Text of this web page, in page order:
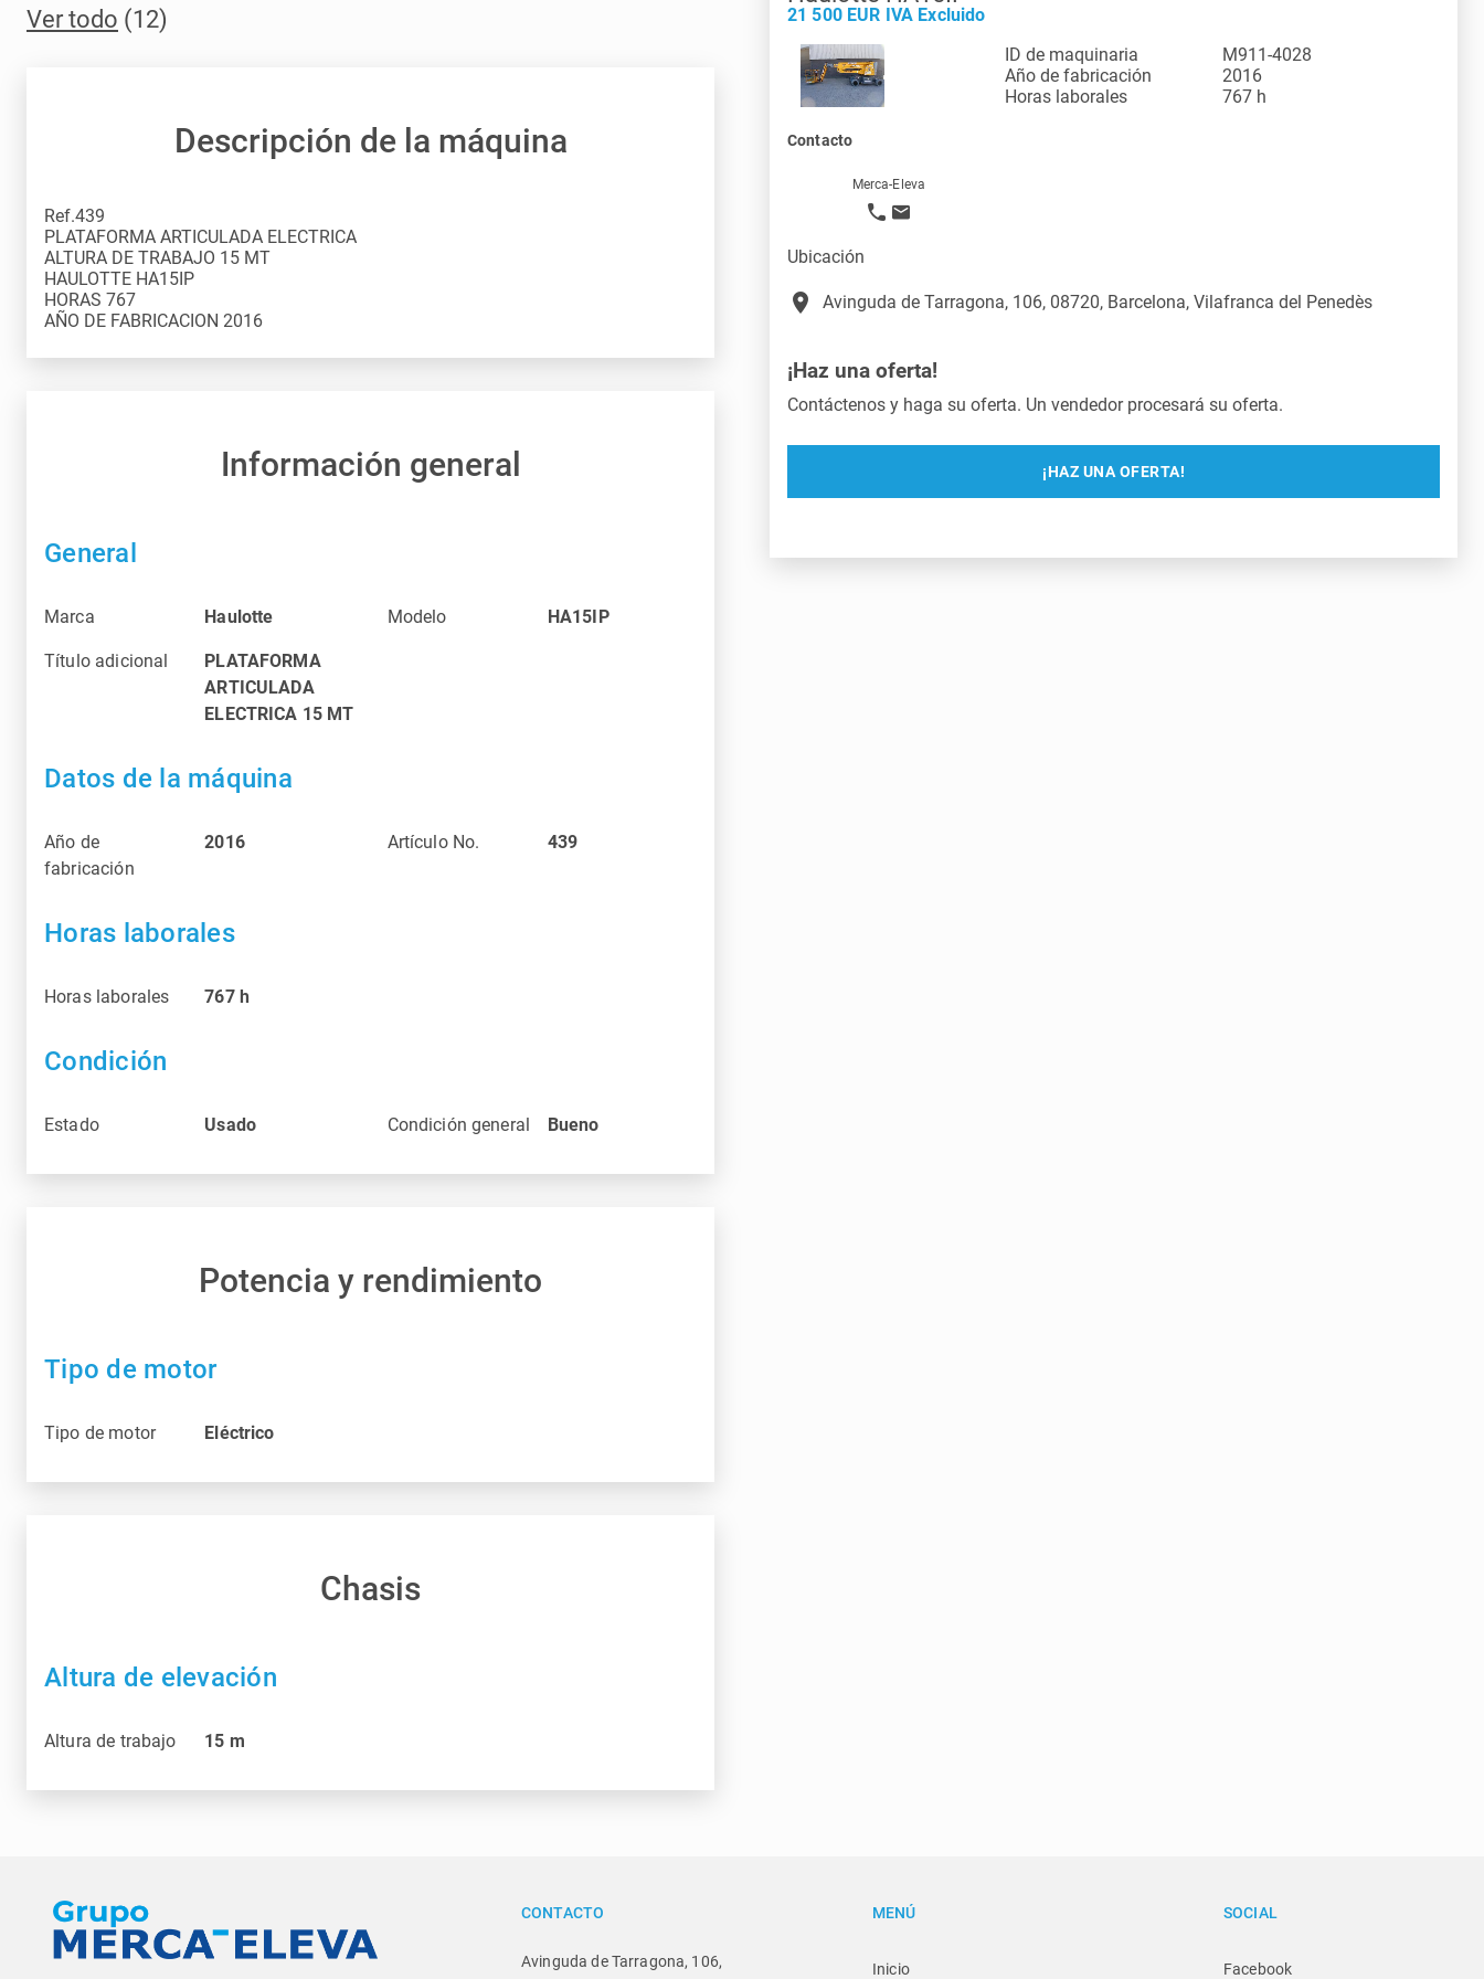
Ver todo (12)
Descripción de la máquina
Ref.439
PLATAFORMA ARTICULADA ELECTRICA
ALTURA DE TRABAJO 15 MT
HAULOTTE HA15IP
HORAS 767
Información general
General
Marca Haulotte Modelo HA15IP
Título adicional
PLATAFORMA
ARTICULADA
ELECTRICA 15 MT
Datos de la máquina
Año de
fabricación
2016 Artículo No. 439
Horas laborales
Horas laborales 767 h
Condición
Estado Usado Condición general Bueno
Potencia y rendimiento
Tipo de motor
Tipo de motor Eléctrico
Chasis
Altura de elevación
Altura de trabajo 15 m
21 500 EUR IVA Excluido
ID de maquinaria
M911-4028
Año de fabricación
2016
Horas laborales
767 h
Contacto
Merca-Eleva
Ubicación
place Avinguda de Tarragona, 106, 08720, Barcelona, Vilafranca del Penedès
¡Haz una oferta!
Contáctenos y haga su oferta. Un vendedor procesará su oferta.
¡HAZ UNA OFERTA!
CONTACTO
Avinguda de Tarragona, 106,
MENÚ
Inicio
SOCIAL
Facebook